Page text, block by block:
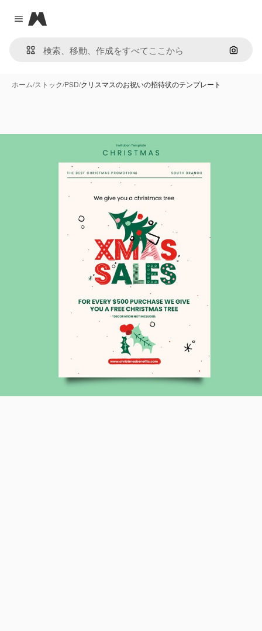
Close menu
Magnific
画像で
ホーム/ストック/PSD/クリスマスのお祝いの招待状のテンプレート